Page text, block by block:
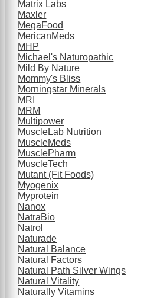
Matrix Labs
Maxler
MegaFood
MericanMeds
MHP
Michael's Naturopathic
Mild By Nature
Mommy's Bliss
Morningstar Minerals
MRI
MRM
Multipower
MuscleLab Nutrition
MuscleMeds
MusclePharm
MuscleTech
Mutant (Fit Foods)
Myogenix
Myprotein
Nanox
NatraBio
Natrol
Naturade
Natural Balance
Natural Factors
Natural Path Silver Wings
Natural Vitality
Naturally Vitamins